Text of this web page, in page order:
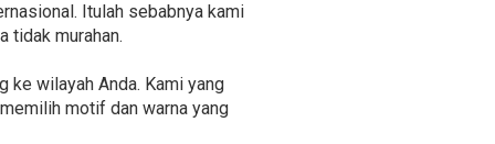
Itulah sebabnya kami
tidak murahan.
ke wilayah Anda. Kami yang
motif dan warna yang